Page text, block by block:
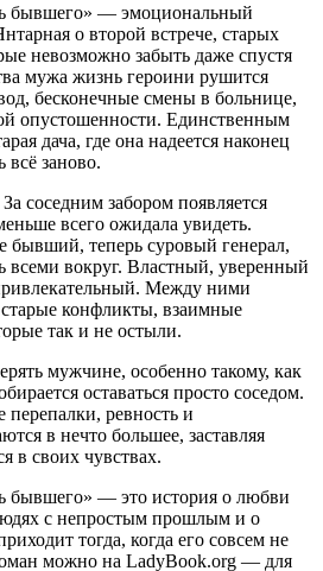
бывшего» — эмоциональный
о второй встрече, старых
невозможно забыть даже спустя
мужа жизнь героини рушится
бесконечные смены в больнице,
опустошенности. Единственным
дача, где она надеется наконец
всё заново.
соседним забором появляется
всего ожидала увидеть.
бывший, теперь суровый генерал,
вокруг. Властный, уверенный
Между ними
конфликты, взаимные
так и не остыли.
мужчине, особенно такому, как
оставаться просто соседом.
перепалки, ревность и
в нечто большее, заставляя
в своих чувствах.
бывшего» — это история о любви
с непростым прошлым и о
тогда, когда его совсем не
можно на LadyBook.org — для